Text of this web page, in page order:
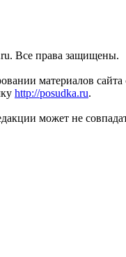
Все права защищены.
материалов сайта
http://posudka.ru.
может не